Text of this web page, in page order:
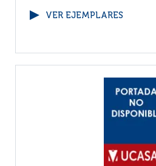
VER EJEMPLARES